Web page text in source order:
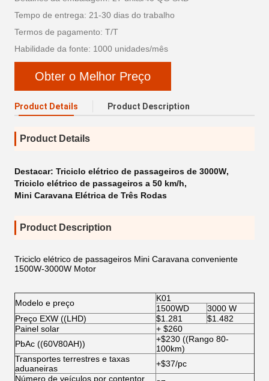
Tempo de entrega: 21-30 dias do trabalho
Termos de pagamento: T/T
Habilidade da fonte: 1000 unidades/mês
Obter o Melhor Preço
Product Details Product Description
Product Details
Destacar: Triciclo elétrico de passageiros de 3000W,
Triciclo elétrico de passageiros a 50 km/h,
Mini Caravana Elétrica de Três Rodas
Product Description
Triciclo elétrico de passageiros Mini Caravana conveniente
1500W-3000W Motor
Modelo e preço
K01
1500WD
3000 W
Preço EXW ((LHD)
$1.281
$1.482
Painel solar
+ $260
PbAc ((60V80AH))
+$230 ((Rango 80-
100km)
Transportes terrestres e taxas
aduaneiras
+$37/pc
Número de veículos por contentor